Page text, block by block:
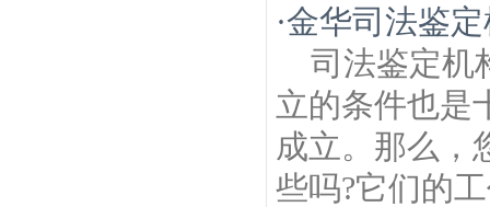
·金华司法鉴
司法鉴定机
立的条件也是
成立。那么，
些吗?它们的